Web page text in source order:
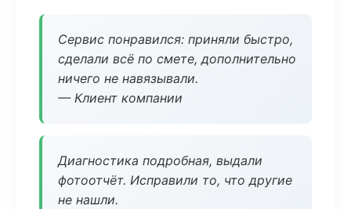
Сервис понравился: приняли быстро,
сделали всё по смете, дополнительно
ничего не навязывали.
— Клиент компании
Диагностика подробная, выдали
фотоотчёт. Исправили то, что другие
не нашли.